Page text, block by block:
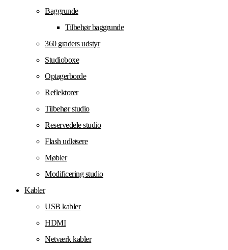
Baggrunde
Tilbehør baggrunde
360 graders udstyr
Studioboxe
Optagerborde
Reflektorer
Tilbehør studio
Reservedele studio
Flash udløsere
Møbler
Modificering studio
Kabler
USB kabler
HDMI
Netværk kabler